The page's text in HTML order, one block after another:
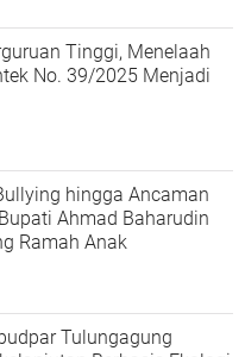
Tinggi, Menelaah
No. 39/2025 Menjadi
hingga Ancaman
Ahmad Baharudin
Ramah Anak
Tulungagung